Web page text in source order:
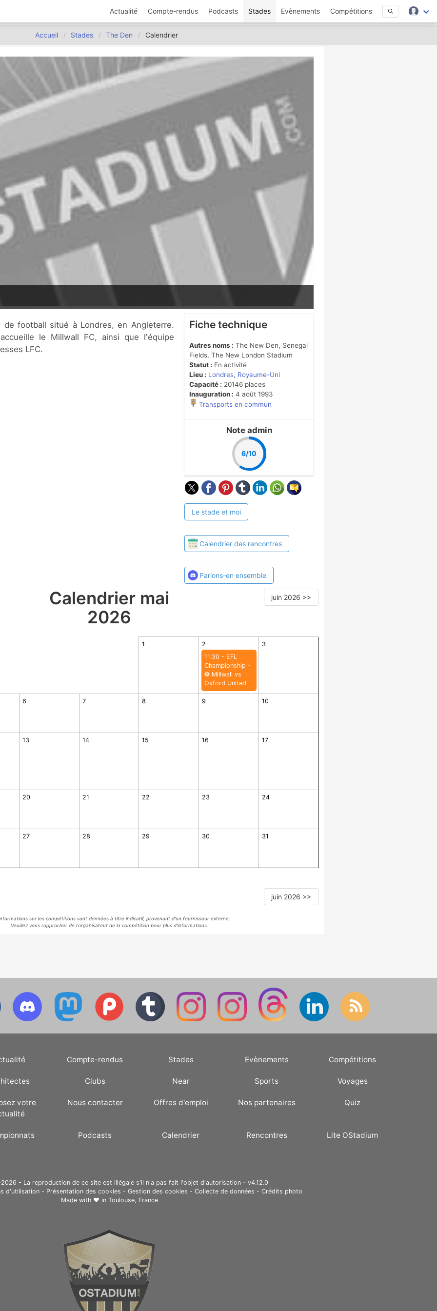
Actualité Compte-rendus Podcasts Stades Evènements Compétitions
Accueil Stades The Den Calendrier
le Millwall FC, ainsi que l'équipe
LFC.
Fiche technique
Autres noms : The New Den, Senegal
Fields, The New London Stadium
Statut : En activité
Lieu : Londres, Royaume-Uni
Capacité : 20146 places
Inauguration : 4 août 1993
Transports en commun
Note admin
6/10
Le stade et moi
Calendrier des rencontres
Parlons-en ensemble
Calendrier mai
2026
juin 2026 >>
1
2
11:30 - EFL
Championship -
⚽️ Millwall vs
Oxford United
3
6 7 8 9 10
13 14 15 16 17
20 21 22 23 24
27 28 29 30 31
juin 2026 >>
sur les compétitions sont données à titre indicatif, provenant d'un fournisseur externe.
Veuillez vous rapprocher de l'organisateur de la compétition pour plus d'informations.
Compte-rendus Stades Evènements Compétitions
Clubs Near Sports Voyages
votre
Nous contacter Offres d'emploi Nos partenaires Quiz
Podcasts Calendrier Rencontres Lite OStadium
- La reproduction de ce site est illégale s'il n'a pas fait l'objet d'autorisation - v4.12.0
d'utilisation - Présentation des cookies - Gestion des cookies - Collecte de données - Crédits photo
Made with ❤ in Toulouse, France